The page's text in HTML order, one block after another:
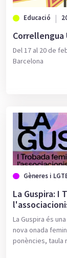
Educació
Del 17 al 20 de
Barcelona
Gèneres i
La Guspira: I
La Guspira és
nova onada
ponències, taula